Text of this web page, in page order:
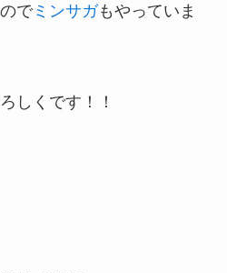
でミンサガもやっていま
しくです！！